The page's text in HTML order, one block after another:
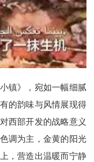
镇》，宛如一幅细腻
的韵味与风情展现得
西部开发的战略意义
调为主，金黄的阳光
，营造出温暖而宁静